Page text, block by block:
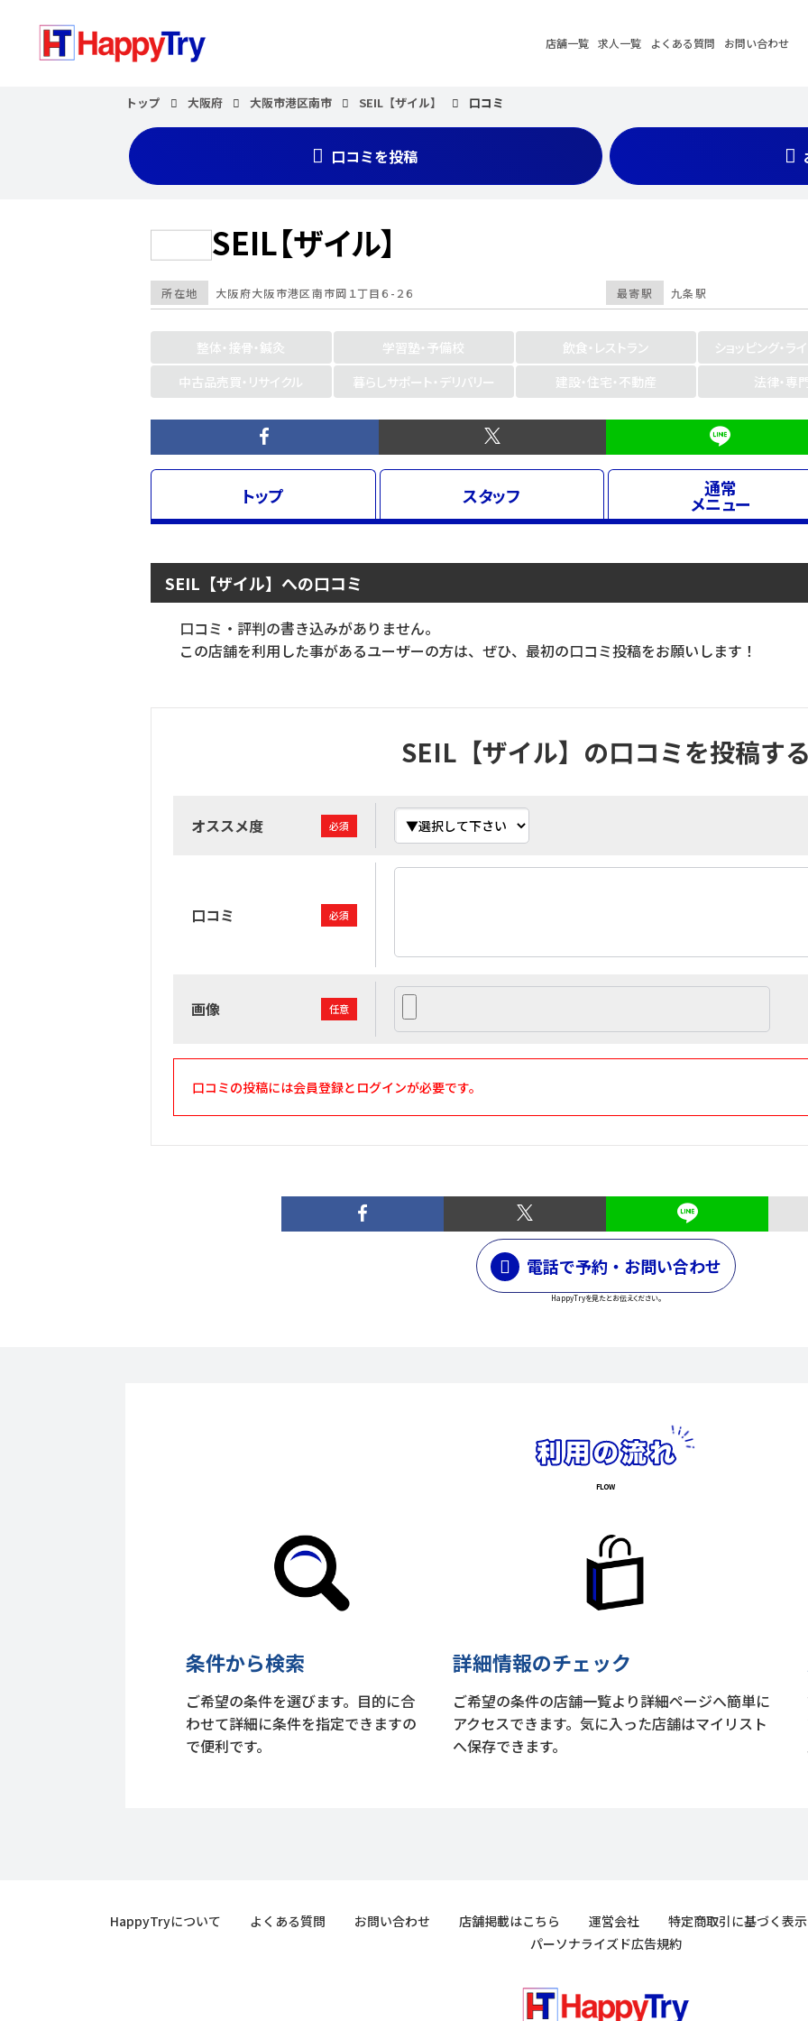
店舗一覧 求人一覧 よくある質問 お問い合わせ
トップ 大阪府 大阪市港区南市 SEIL【ザイル】 口コミ
口コミを投稿
SEIL【ザイル】
最寄駅 九条駅
所在地 大阪府大阪市港区南市岡１丁目６-２６
整体・接骨・鍼灸 学習塾・予備校 飲食・レストラン
ショッピング・ラ
中古品売買・リサイクル
暮らしサポート・デリバリー 建設・住宅・不動産 法律・専
トップ スタッフ 通常
メニュー
SEIL【ザイル】への口コミ
口コミ・評判の書き込みがありません。
この店舗を利用した事があるユーザーの方は、ぜひ、最初の口コミ投稿をお願いします！
SEIL【ザイル】の口コミを投稿す
オススメ度 必須
口コミ 必須
画像 任意
口コミの投稿には会員登録とログインが必要です。
電話で予約・お問い合わせ
HappyTryを見たとお伝えください。
条件から検索
ご希望の条件を選びます。目的に合
わせて詳細に条件を指定できますの
で便利です。
詳細情報のチェック
ご希望の条件の店舗一覧より詳細ページへ簡単に
アクセスできます。気に入った店舗はマイリスト
へ保存できます。
HappyTryについて よくある質問 お問い合わせ 店舗掲載はこちら 運営会社
特定商取引に基づく表示
パーソナライズド広告規約